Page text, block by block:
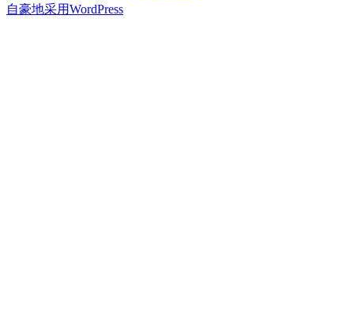
导
章：
篇
自豪地采用WordPress